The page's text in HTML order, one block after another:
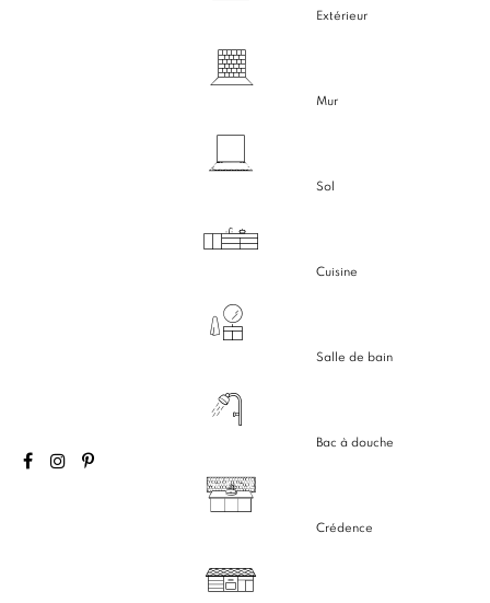
Extérieur
Mur
Sol
Cuisine
Salle de bain
Bac à douche
Crédence